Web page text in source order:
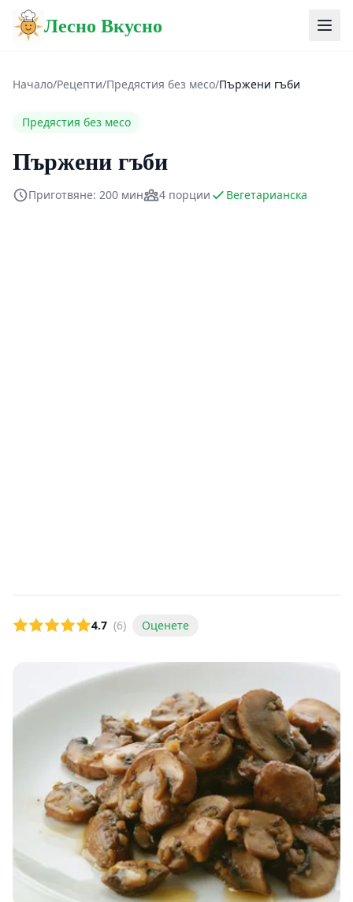
Лесно Вкусно
Начало/Рецепти/Предястия без месо/Пържени гъби
Предястия без месо
Пържени гъби
Приготвяне: 200 мин 4 порции Вегетарианска
4.7 (6) Оценете